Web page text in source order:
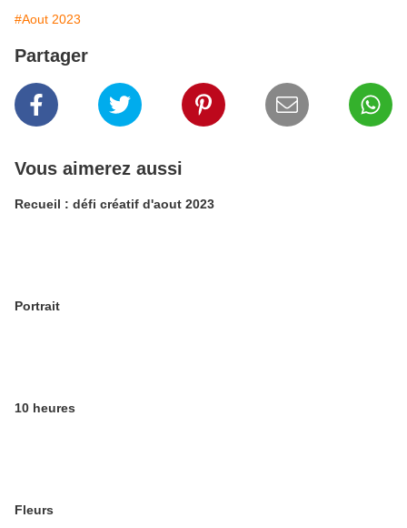
#Aout 2023
Partager
Vous aimerez aussi
Recueil : défi créatif d'aout 2023
Portrait
10 heures
Fleurs